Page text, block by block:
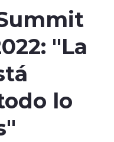
ENTREVISTASSOMOS
"La
lo